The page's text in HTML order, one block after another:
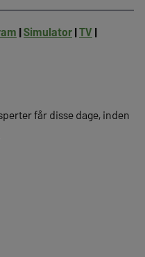
|Simulator |TV |
får disse dage, inden